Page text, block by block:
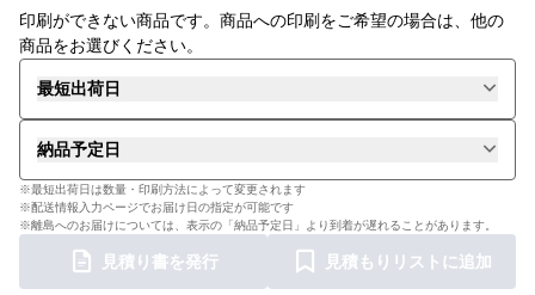
印刷ができない商品です。商品への印刷をご希望の場合は、他の
商品をお選びください。
最短出荷日
納品予定日
※最短出荷日は数量・印刷方法によって変更されます
※配送情報入力ページでお届け日の指定が可能です
※離島へのお届けについては、表示の「納品予定日」より到着が遅れることがあります。
見積り書を発行 見積もりリストに追加